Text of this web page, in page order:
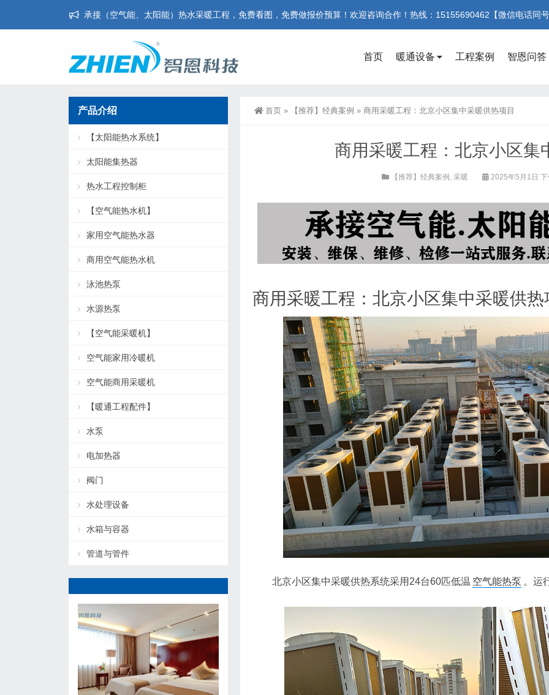
承接（空气能、太阳能）热水采暖工程，免费看图，免费做报价预算！欢迎咨询合作！热线：15155690462【微信电话同
首页 暖通设备 工程案例 智恩问答
首页 » 【推荐】经典案例 » 商用采暖工程：北京小区集中采暖供热项目
商用采暖工程：北京小区集
【推荐】经典案例 , 采暖 2025年5月1日
商用采暖工程：北京小区集中采暖供热
北京小区集中采暖供热系统采用24台60匹低温 空气能热泵 。运
产品介绍
【太阳能热水系统】
太阳能集热器
热水工程控制柜
【空气能热水机】
家用空气能热水器
商用空气能热水机
泳池热泵
水源热泵
【空气能采暖机】
空气能家用冷暖机
空气能商用采暖机
【暖通工程配件】
水泵
电加热器
阀门
水处理设备
水箱与容器
管道与管件